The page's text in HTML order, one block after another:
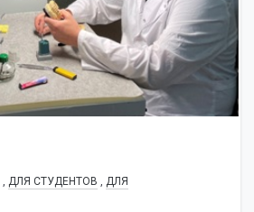
, ДЛЯ СТУДЕНТОВ , ДЛЯ